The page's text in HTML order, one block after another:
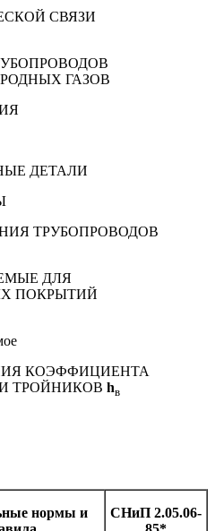
СВЯЗИ
ГАЗОВ
ДЕТАЛИ
ТРУБОПРОВОДОВ
ДЛЯ
ПОКРЫТИЙ
КОЭФФИЦИЕНТА
ТРОЙНИКОВ hв
нормы и
СНиП 2.05.06-